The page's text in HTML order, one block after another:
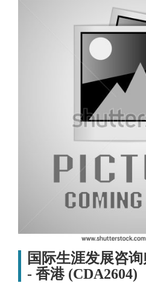
国际生涯发展咨
- 香港 (CDA2604)